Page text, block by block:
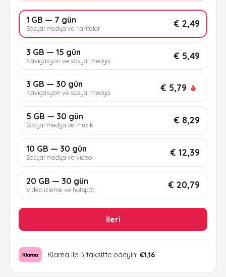
1 GB — 7 gün
Sosyal medya ve haritalar € 2,49
3 GB — 15 gün
Navigasyon ve sosyal medya € 5,49
3 GB — 30 gün
Navigasyon ve sosyal medya € 5,79
5 GB — 30 gün
Sosyal medya ve müzik € 8,29
10 GB — 30 gün
Sosyal medya ve video € 12,39
20 GB — 30 gün
Video izleme ve hotspot € 20,79
İleri
Klarna ile 3 taksitte ödeyin: €1,16